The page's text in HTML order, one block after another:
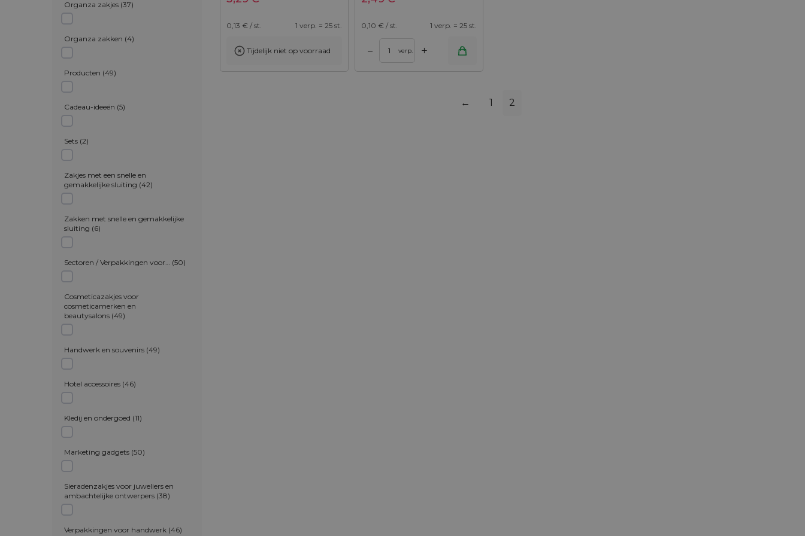
Organza zakjes (37)
Organza zakken (4)
Producten (49)
Cadeau-ideeën (5)
Sets (2)
Zakjes met een snelle en
gemakkelijke sluiting (42)
Zakken met snelle en gemakkelijke
sluiting (6)
Sectoren / Verpakkingen voor… (50)
Cosmeticazakjes voor
cosmeticamerken en
beautysalons (49)
Handwerk en souvenirs (49)
Hotel accessoires (46)
Kledij en ondergoed (11)
Marketing gadgets (50)
Sieradenzakjes voor juweliers en
ambachtelijke ontwerpers (38)
Verpakkingen voor handwerk (46)
0,13 € / st. 1 verp. = 25 st.
Tijdelijk niet op voorraad
0,10 € / st. 1 verp. = 25 st.
– verp. +
← 1 2